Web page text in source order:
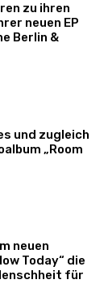
zu ihren
neuen EP
Berlin &
und zugleich
„Room
neuen
Today“ die
für